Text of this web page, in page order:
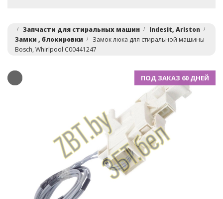
Запчасти для стиральных машин
Indesit, Ariston
Замки , блокировки
Замок люка для стиральной машины
Bosch, Whirlpool C00441247
ПОД ЗАКАЗ 60 ДНЕЙ